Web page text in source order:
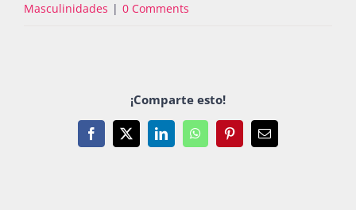
Masculinidades | 0 Comments
¡Comparte esto!
Facebook
X LinkedInWhatsAppPinterestEmail